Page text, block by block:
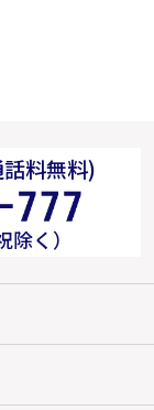
料無料)
く）